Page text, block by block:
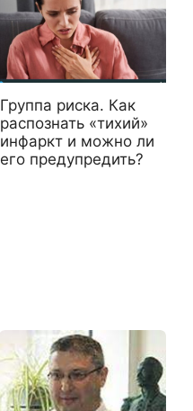
Группа риска. Как
распознать «тихий»
инфаркт и можно ли
его предупредить?